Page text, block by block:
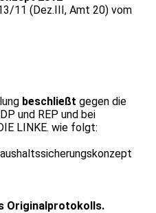
11 (Dez.III, Amt 20) vom
beschließt gegen die
und REP und bei
LINKE. wie folgt:
Originalprotokolls.